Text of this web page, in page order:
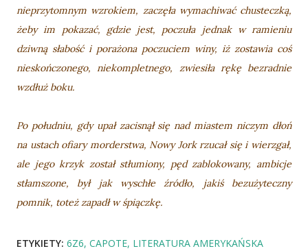
nieprzytomnym wzrokiem, zaczęła wymachiwać chusteczką,
żeby im pokazać, gdzie jest, poczuła jednak w ramieniu
dziwną słabość i porażona poczuciem winy, iż zostawia coś
nieskończonego, niekompletnego, zwiesiła rękę bezradnie
wzdłuż boku.
Po południu, gdy upał zacisnął się nad miastem niczym dłoń
na ustach ofiary morderstwa, Nowy Jork rzucał się i wierzgał,
ale jego krzyk został stłumiony, pęd zablokowany, ambicje
stłamszone, był jak wyschłe źródło, jakiś bezużyteczny
pomnik, toteż zapadł w śpiączkę.
ETYKIETY: 6Z6 CAPOTE LITERATURA AMERYKAŃSKA